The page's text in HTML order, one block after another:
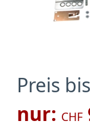
Preis
nur: CHF